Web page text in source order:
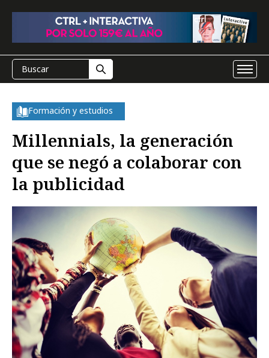
Formación y estudios
Millennials, la generación
que se negó a colaborar con
la publicidad